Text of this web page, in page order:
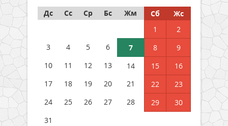
Дс
Сс Ср Бс Жм Сб
Жс
1
2
3
4 5 6 7 8
9
10
11 12 13 14 15
16
17
18 19 20 21 22
23
24
25 26 27 28 29
30
31